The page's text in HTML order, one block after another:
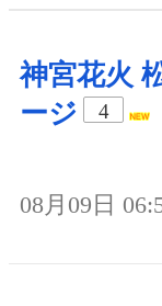
神宮花火
ージ
4
08月09日